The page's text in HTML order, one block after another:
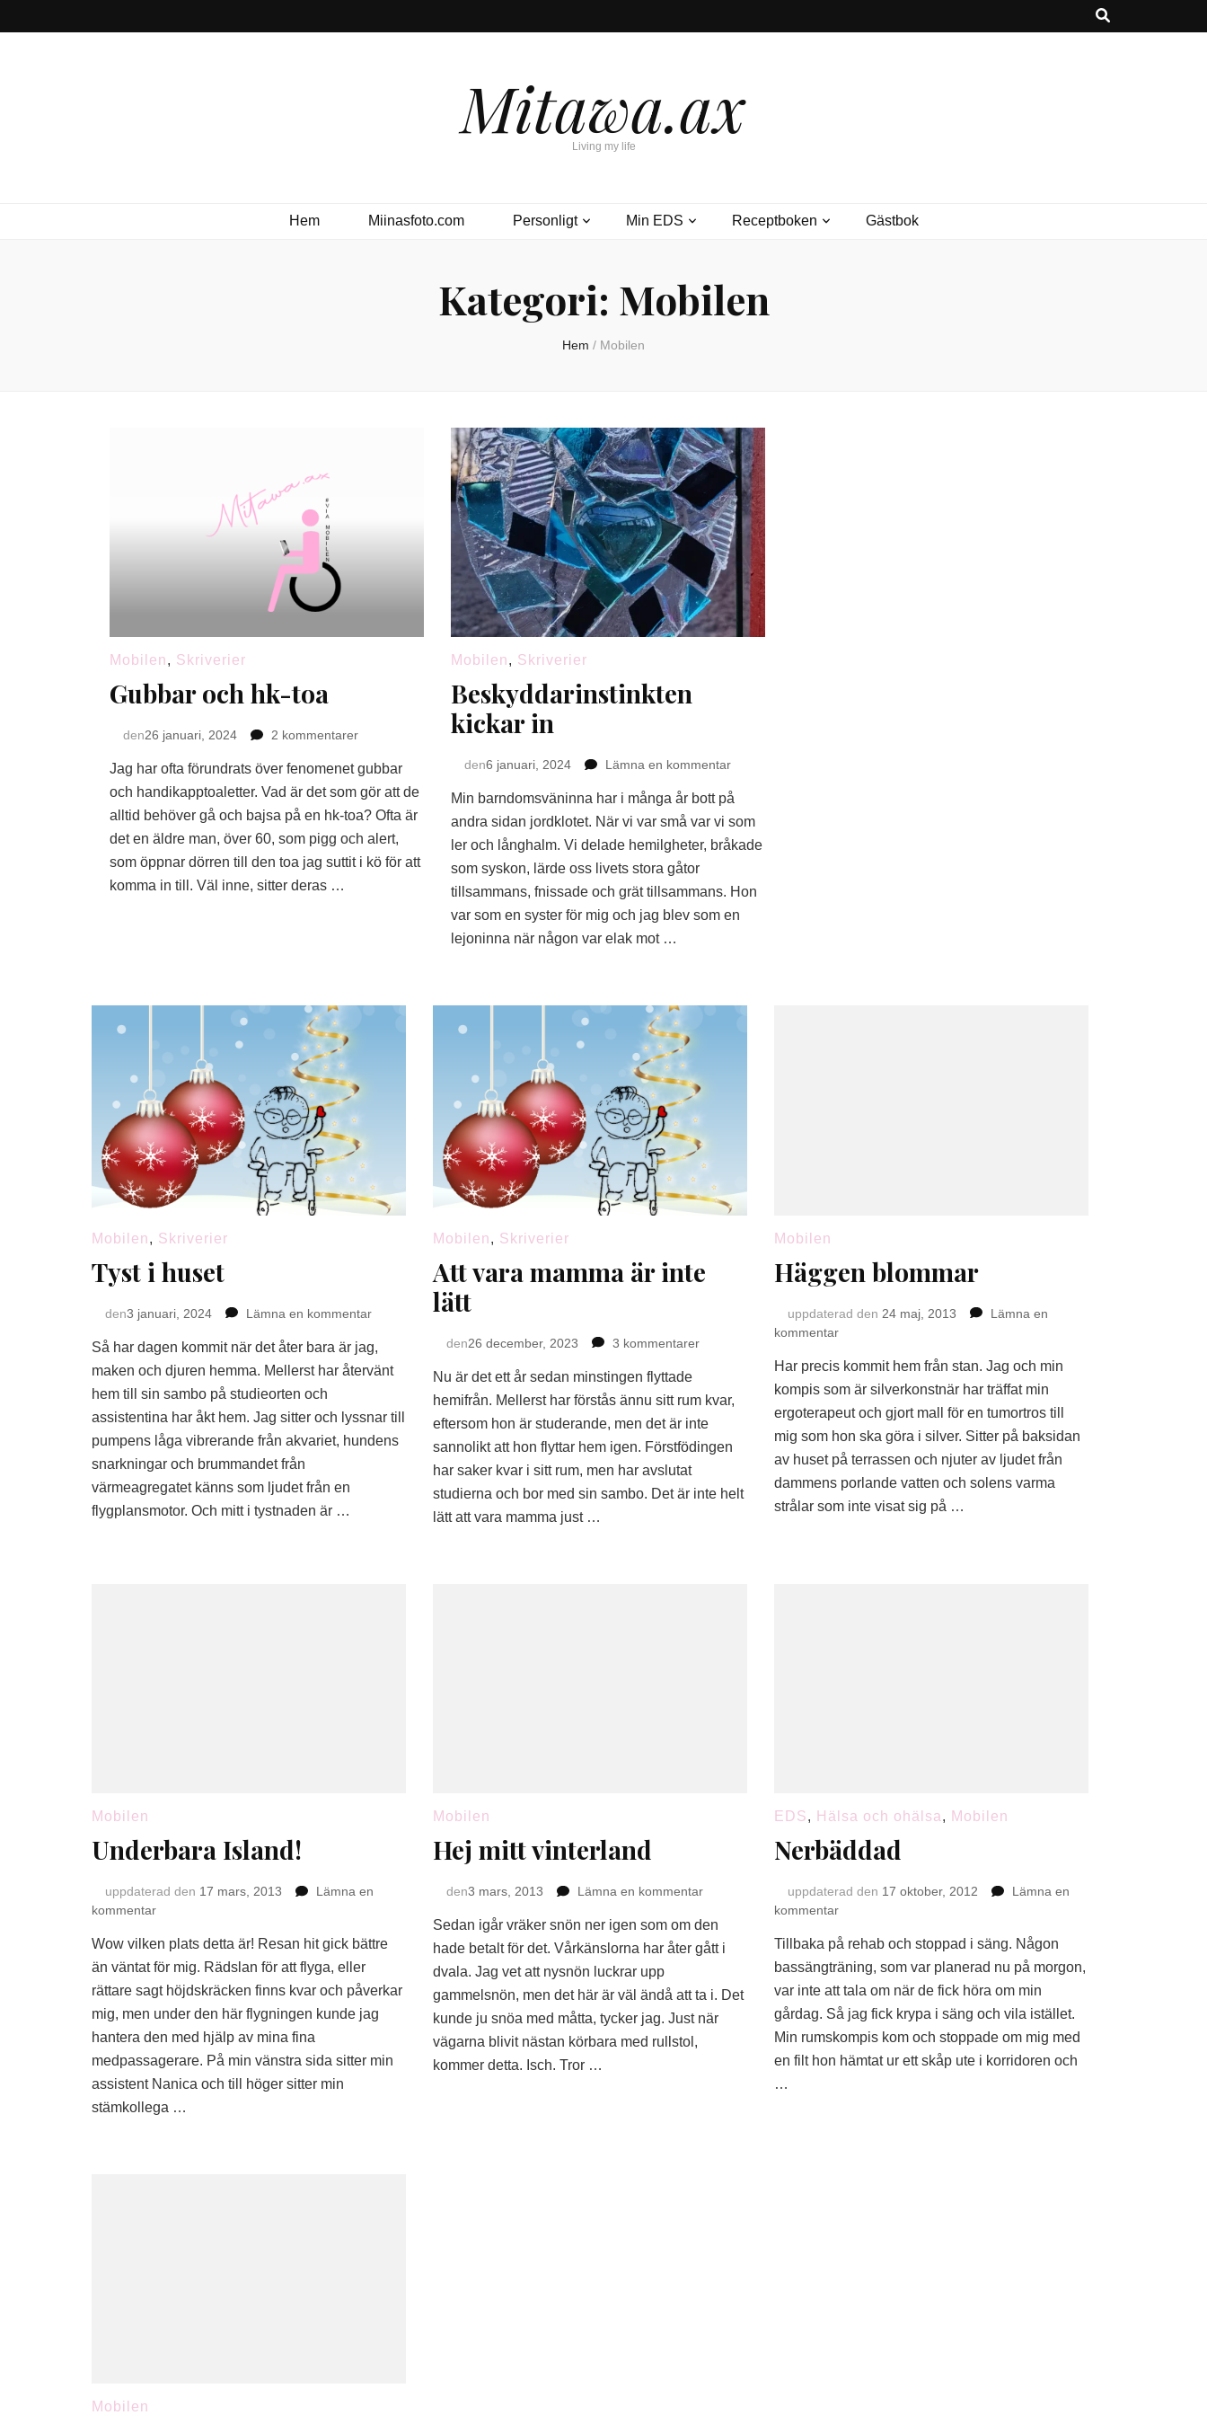
Mitawa.ax
Living my life
Hem Miinasfoto.com Personligt Min EDS Receptboken Gästbok
Kategori: Mobilen
Hem / Mobilen
Mobilen, Skriverier
Gubbar och hk-toa
den26 januari, 2024 2 kommentarertill
och
hk-
toa
Jag har ofta förundrats över fenomenet gubbar
och handikapptoaletter. Vad är det som gör att de
alltid behöver gå och bajsa på en hk-toa? Ofta är
det en äldre man, över 60, som pigg och alert,
som öppnar dörren till den toa jag suttit i kö för att
komma in till. Väl inne, sitter deras …
Mobilen, Skriverier
Beskyddarinstinkten
kickar in
den6 januari, 2024 Lämna en kommentarpå
kickar
in
Min barndomsväninna har i många år bott på
andra sidan jordklotet. När vi var små var vi som
ler och långhalm. Vi delade hemilgheter, bråkade
som syskon, lärde oss livets stora gåtor
tillsammans, fnissade och grät tillsammans. Hon
var som en syster för mig och jag blev som en
lejoninna när någon var elak mot …
Mobilen, Skriverier
Tyst i huset
den3 januari, 2024 Lämna en kommentarpå
i
huset
Så har dagen kommit när det åter bara är jag,
maken och djuren hemma. Mellerst har återvänt
hem till sin sambo på studieorten och
assistentina har åkt hem. Jag sitter och lyssnar till
pumpens låga vibrerande från akvariet, hundens
snarkningar och brummandet från
värmeagregatet känns som ljudet från en
flygplansmotor. Och mitt i tystnaden är …
Mobilen, Skriverier
Att vara mamma är inte
lätt
den26 december, 2023 3 kommentarertill
mamma
är
lätt
Nu är det ett år sedan minstingen flyttade
hemifrån. Mellerst har förstås ännu sitt rum kvar,
eftersom hon är studerande, men det är inte
sannolikt att hon flyttar hem igen. Förstfödingen
har saker kvar i sitt rum, men har avslutat
studierna och bor med sin sambo. Det är inte helt
lätt att vara mamma just …
Mobilen
Häggen blommar
uppdaterad den 24 maj, 2013
Lämna en
kommentarpå
blommar
Har precis kommit hem från stan. Jag och min
kompis som är silverkonstnär har träffat min
ergoterapeut och gjort mall för en tumortros till
mig som hon ska göra i silver. Sitter på baksidan
av huset på terrassen och njuter av ljudet från
dammens porlande vatten och solens varma
strålar som inte visat sig på …
Mobilen
Underbara Island!
uppdaterad den 17 mars, 2013
Lämna en
kommentarpå
Island!
Wow vilken plats detta är! Resan hit gick bättre
än väntat för mig. Rädslan för att flyga, eller
rättare sagt höjdskräcken finns kvar och påverkar
mig, men under den här flygningen kunde jag
hantera den med hjälp av mina fina
medpassagerare. På min vänstra sida sitter min
assistent Nanica och till höger sitter min
stämkollega …
Mobilen
Hej mitt vinterland
den3 mars, 2013 Lämna en kommentarpå
mitt
vinterland
Sedan igår vräker snön ner igen som om den
hade betalt för det. Vårkänslorna har åter gått i
dvala. Jag vet att nysnön luckrar upp
gammelsnön, men det här är väl ändå att ta i. Det
kunde ju snöa med måtta, tycker jag. Just när
vägarna blivit nästan körbara med rullstol,
kommer detta. Isch. Tror …
EDS, Hälsa och ohälsa, Mobilen
Nerbäddad
uppdaterad den 17 oktober, 2012
Lämna en
kommentarpå
Tillbaka på rehab och stoppad i säng. Någon
bassängträning, som var planerad nu på morgon,
var inte att tala om när de fick höra om min
gårdag. Så jag fick krypa i säng och vila istället.
Min rumskompis kom och stoppade om mig med
en filt hon hämtat ur ett skåp ute i korridoren och
…
Mobilen